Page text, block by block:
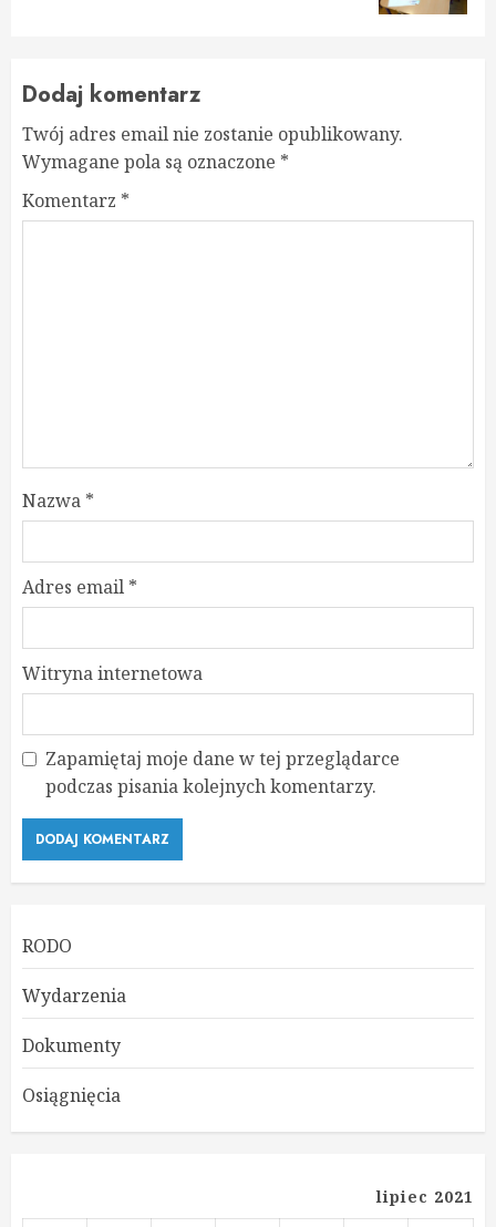
Dodaj komentarz
Twój adres email nie zostanie opublikowany.
Wymagane pola są oznaczone *
Komentarz *
Nazwa *
Adres email *
Witryna internetowa
Zapamiętaj moje dane w tej przeglądarce
podczas pisania kolejnych komentarzy.
RODO
Wydarzenia
Dokumenty
Osiągnięcia
lipiec 2021